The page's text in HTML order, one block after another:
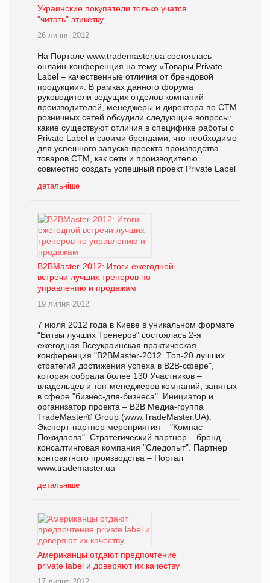
Украинские покупатели только учатся
"читать" этикетку
26 липня 2012
На Портале www.trademaster.ua состоялась
онлайн-конференция на тему «Товары Private
Label – качественные отличия от брендовой
продукции». В рамках данного форума
руководители ведущих отделов компаний-
производителей, менеджеры и директора по СТМ
розничных сетей обсудили следующие вопросы:
какие существуют отличия в специфике работы с
Private Label и своими брендами, что необходимо
для успешного запуска проекта производства
товаров СТМ, как сети и производителю
совместно создать успешный проект Private Label
детальніше
В2ВMaster-2012: Итоги ежегодной
встречи лучших тренеров по
управлению и продажам
19 липня 2012
7 июля 2012 года в Киеве в уникальном формате
"Битвы лучших Тренеров" состоялась 2-я
ежегодная Всеукраинская практическая
конференция "В2ВMaster-2012. Топ-20 лучших
стратегий достижения успеха в В2В-сфере",
которая собрала более 130 Участников –
владельцев и топ-менеджеров компаний, занятых
в сфере "бизнес-для-бизнеса". Инициатор и
организатор проекта – В2В Медиа-группа
TradeMaster® Group (www.TradeMaster.UA).
Эксперт-партнер мероприятия – "Компас
Пожидаева". Стратегический партнер – бренд-
консалтинговая компания "Следопыт". Партнер
контрактного производства – Портал
www.trademaster.ua
детальніше
Американцы отдают предпочтение
private label и доверяют их качеству